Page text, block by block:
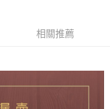
相關推薦